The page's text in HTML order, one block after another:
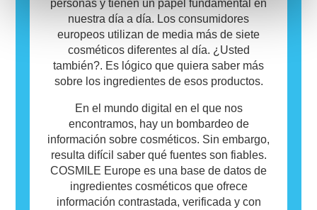
utilicen.
personas y tienen un papel fundamental en
nuestra día a día. Los consumidores
europeos utilizan de media más de siete
cosméticos diferentes al día. ¿Usted
también?. Es lógico que quiera saber más
sobre los ingredientes de esos productos.
En el mundo digital en el que nos
encontramos, hay un bombardeo de
información sobre cosméticos. Sin embargo,
resulta difícil saber qué fuentes son fiables.
COSMILE Europe es una base de datos de
ingredientes cosméticos que ofrece
información contrastada, verificada y con